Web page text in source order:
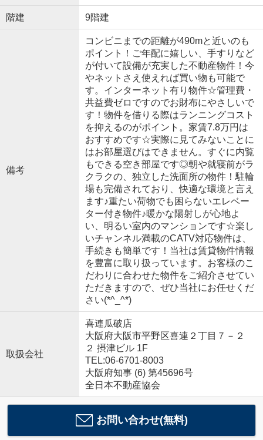
階建 9階建
備考
コンビニまでの距離が490mと近いのも
ポイント！ご年配に嬉しい、手すりなど
が付いて設備が充実した不動産物件！今
やネットさえ使えれば買い物も可能で
す。インターネット有り物件☆管理費・
共益費ゼロですのでお財布にやさしいで
す！物件を借りる際はランニングコスト
を抑えるのがポイント。家賃7.8万円は
おすすめです☆実際に見てみないことに
はお部屋選びはできません。すぐに内覧
もできる空き部屋です◎朝や就寝前がラ
クラクの、独立した洗面所の物件！駐輪
場も完備されており、快適な環境と言え
ます♪重たい荷物でも困らないエレベー
ター付き物件♪暖かな陽射しが心地よ
い、明るい室内のマンションです☆楽し
いチャンネル満載のCATV対応物件は、
手続きも簡単です！当社は賃貸物件情報
を豊富に取り扱っています。お客様のこ
だわりに合わせた物件をご紹介させてい
ただきますので、ぜひ当社にお任せくだ
さい(*^_^*)
取扱会社
喜連瓜破店
大阪府大阪市平野区喜連２丁目７－２
２ 摂津ビル 1F
TEL:06-6701-8003
大阪府知事 (6) 第45696号
全日本不動産協会
お問い合わせ(無料)